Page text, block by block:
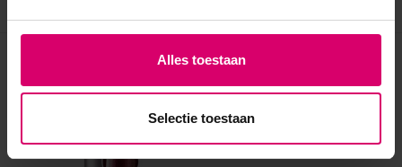
Alles toestaan
Selectie toestaan